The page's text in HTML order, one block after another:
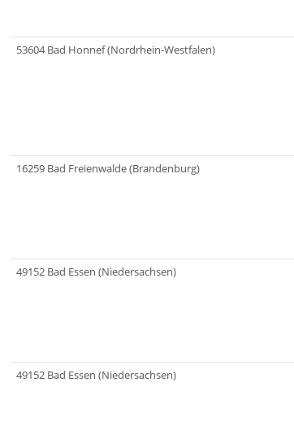
53604 Bad Honnef (Nordrhein-Westfalen)
16259 Bad Freienwalde (Brandenburg)
49152 Bad Essen (Niedersachsen)
49152 Bad Essen (Niedersachsen)